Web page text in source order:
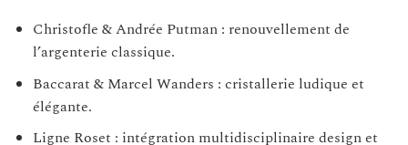
Christofle & Andrée Putman : renouvellement de
l’argenterie classique.
Baccarat & Marcel Wanders : cristallerie ludique et
élégante.
Ligne Roset : intégration multidisciplinaire design et